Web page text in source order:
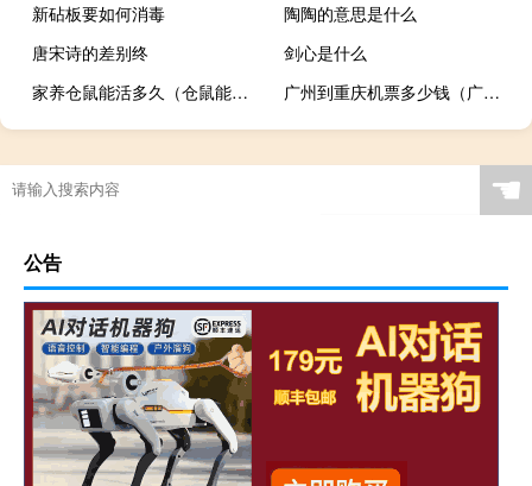
新砧板要如何消毒
陶陶的意思是什么
唐宋诗的差别终
剑心是什么
家养仓鼠能活多久（仓鼠能活多久）
广州到重庆机票多少钱（广州到重庆机票）
☚
公告